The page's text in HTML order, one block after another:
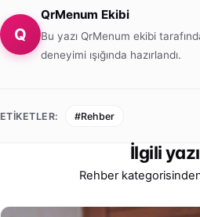
Q
QrMenum Ekibi
Bu yazı QrMenum ekibi
deneyimi ışığında hazırlandı.
ETIKETLER: #Rehber
İlgili
Rehber